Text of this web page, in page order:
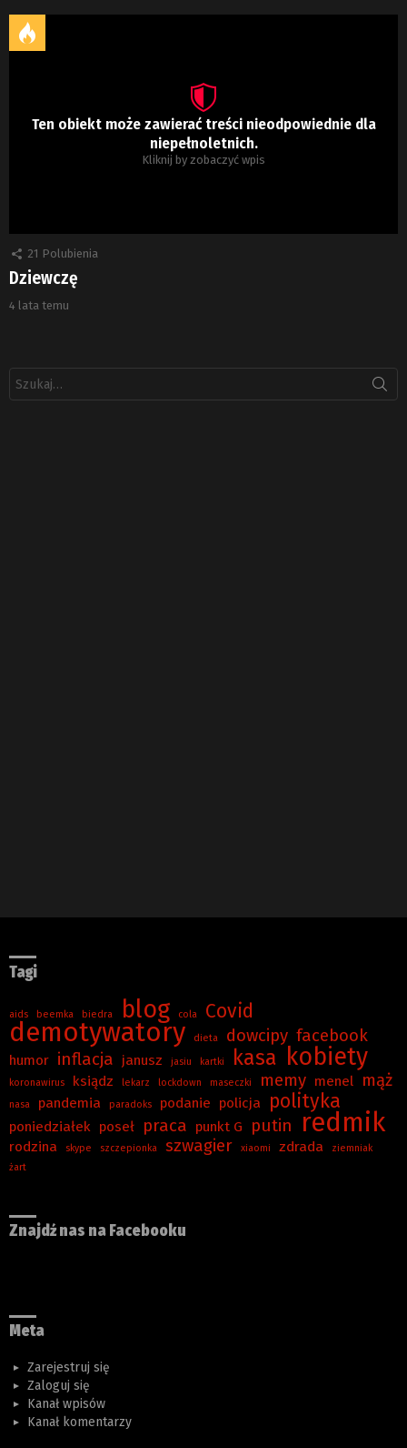
Ten obiekt może zawierać treści nieodpowiednie dla
niepełnoletnich.
Kliknij by zobaczyć wpis
21 Polubienia
Dziewczę
4 lata temu
Tagi
aids beemka biedra blog cola Covid
demotywatory dieta dowcipy facebook
humor inflacja janusz jasiu kartki kasa kobiety
koronawirus ksiądz lekarz lockdown maseczki memy menel mąż
nasa pandemia paradoks podanie policja polityka
poniedziałek poseł praca punkt G putin redmik
rodzina skype szczepionka szwagier xiaomi zdrada
ziemniak
żart
Znajdź nas na Facebooku
Meta
Zarejestruj się
Zaloguj się
Kanał wpisów
Kanał komentarzy